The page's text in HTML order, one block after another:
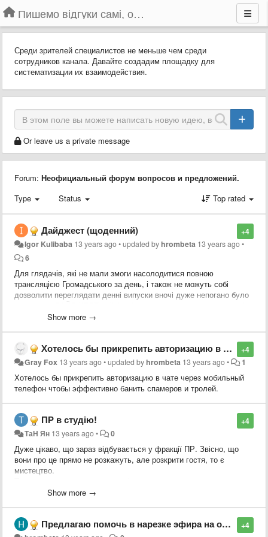
Пишемо відгуки самі, обговорюємо інші ідеї та пропозиції до Громадського Телебачення
Среди зрителей специалистов не меньше чем среди
сотрудников канала. Давайте создадим площадку для
систематизации их взаимодействия.
Or leave us a private message
Forum: Неофициальный форум вопросов и предложений.
Type
Status Top rated
+4
Дайджест (щоденний)
Igor Kulibaba 13 years ago•updated byhrombeta 13 years ago•
6
Для глядачів, які не мали змоги насолодитися повною
трансляцією Громадського за день, і також не можуть собі
дозволити переглядати денні випуски вночі дуже непогано було
б готувати ДАЙДЖЕСТ найцікавішого за день - коротко основні
меседжі гостей, головні новини за день, 15-30 хв. Переглянувши
Show more →
+4
Хотелось бы прикрепить авторизацию в чате через мобильный телефон чтобы эффективно банить спамеров и тролей.
Gray Fox 13 years ago•updated byhrombeta 13 years ago• 1
Хотелось бы прикрепить авторизацию в чате через мобильный
телефон чтобы эффективно банить спамеров и тролей.
+4
ПР в студію!
ТаН Ян 13 years ago• 0
Дуже цікаво, що зараз відбувається у фракції ПР. Звісно, що
вони про це прямо не розкажуть, але розкрити гостя, то є
мистецтво.
Вона не чистокровна регіоналка, весь час тусовалась з
Show more →
+4
Предлагаю помочь в нарезке эфира на отдельные ролики. Волонтёры оставляем заявки. Остальные могут помоч комментируя тему С указанием ФИО гостя и началом и концом по верменной шкале.